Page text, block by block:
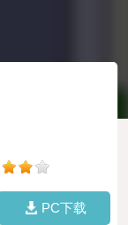
PC下载